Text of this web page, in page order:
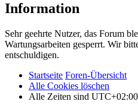
Information
Sehr geehrte Nutzer, das Forum
Wartungsarbeiten gesperrt. Wir
entschuldigen.
Startseite Foren-Übersicht
Alle Cookies löschen
Alle Zeiten sind UTC+02:00